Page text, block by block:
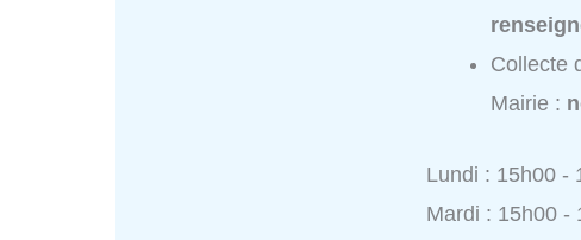
Collecte
Mairie :
Lundi : 15h00 -
Mardi : 15h00 -